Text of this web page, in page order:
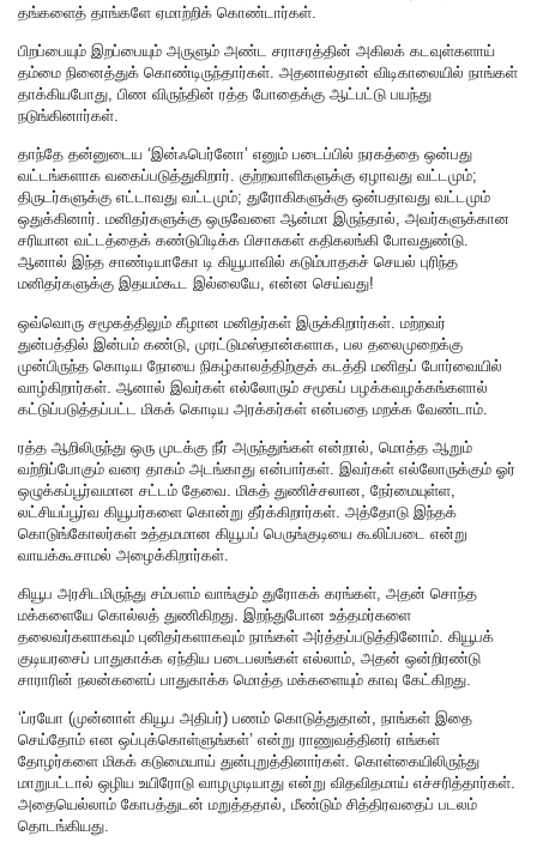
தங்களைத் தாங்களே ஏமாற்றிக் கொண்டார்கள்.
பிறப்பையும் இறப்பையும் அருளும் அண்ட சராசரத்தின் அகிலக் கடவுள்களாய்
தம்மை நினைத்துக் கொண்டிருந்தார்கள். அதனால்தான் விடிகாலையில் நாங்கள்
தாக்கியபோது, பிண விருந்தின் ரத்த போதைக்கு ஆட்பட்டு பயந்து
நடுங்கினார்கள்.
தாந்தே தன்னுடைய ‘இன்ஃபெர்னோ’ எனும் படைப்பில் நரகத்தை ஒன்பது
வட்டங்களாக வகைப்படுத்துகிறார். குற்றவாளிகளுக்கு ஏழாவது வட்டமும்;
திருடர்களுக்கு எட்டாவது வட்டமும்; துரோகிகளுக்கு ஒன்பதாவது வட்டமும்
ஒதுக்கினார். மனிதர்களுக்கு ஒருவேளை ஆன்மா இருந்தால், அவர்களுக்கான
சரியான வட்டத்தைக் கண்டுபிடிக்க பிசாசுகள் கதிகலங்கி போவதுண்டு.
ஆனால் இந்த சாண்டியாகோ டி கியூபாவில் கடும்பாதகச் செயல் புரிந்த
மனிதர்களுக்கு இதயம்கூட இல்லையே, என்ன செய்வது!
ஒவ்வொரு சமூகத்திலும் கீழான மனிதர்கள் இருக்கிறார்கள். மற்றவர்
துன்பத்தில் இன்பம் கண்டு, முரட்டுமஸ்தான்களாக, பல தலைமுறைக்கு
முன்பிருந்த கொடிய நோயை நிகழ்காலத்திற்குக் கடத்தி மனிதப் போர்வையில்
வாழ்கிறார்கள். ஆனால் இவர்கள் எல்லோரும் சமூகப் பழக்கவழக்கங்களால்
கட்டுப்படுத்தப்பட்ட மிகக் கொடிய அரக்கர்கள் என்பதை மறக்க வேண்டாம்.
ரத்த ஆறிலிருந்து ஒரு முடக்கு நீர் அருந்துங்கள் என்றால், மொத்த ஆறும்
வற்றிப்போகும் வரை தாகம் அடங்காது என்பார்கள். இவர்கள் எல்லோருக்கும் ஓர்
ஒழுக்கப்பூர்வமான சட்டம் தேவை. மிகத் துணிச்சலான, நேர்மையுள்ள,
லட்சியப்பூர்வ கியூபர்களை கொன்று தீர்க்கிறார்கள். அத்தோடு இந்தக்
கொடுங்கோலர்கள் உத்தமமான கியூபப் பெருங்குடியை கூலிப்படை என்று
வாயக்கூசாமல் அழைக்கிறார்கள்.
கியூப அரசிடமிருந்து சம்பளம் வாங்கும் துரோகக் கரங்கள், அதன் சொந்த
மக்களையே கொல்லத் துணிகிறது. இறந்துபோன உத்தமர்களை
தலைவர்களாகவும் புனிதர்களாகவும் நாங்கள் அர்த்தப்படுத்தினோம். கியூபக்
குடியரசைப் பாதுகாக்க ஏந்திய படைபலங்கள் எல்லாம், அதன் ஒன்றிரண்டு
சாராரின் நலன்களைப் பாதுகாக்க மொத்த மக்களையும் காவு கேட்கிறது.
‘ப்ரயோ (முன்னாள் கியூப அதிபர்) பணம் கொடுத்துதான், நாங்கள் இதை
செய்தோம் என ஒப்புக்கொள்ளுங்கள்’ என்று ராணுவத்தினர் எங்கள்
தோழர்களை மிகக் கடுமையாய் துன்புறுத்தினார்கள். கொள்கையிலிருந்து
மாறுபட்டால் ஒழிய உயிரோடு வாழமுடியாது என்று விதவிதமாய் எச்சரித்தார்கள்.
அதையெல்லாம் கோபத்துடன் மறுத்ததால், மீண்டும் சித்திரவதைப் படலம்
தொடங்கியது.